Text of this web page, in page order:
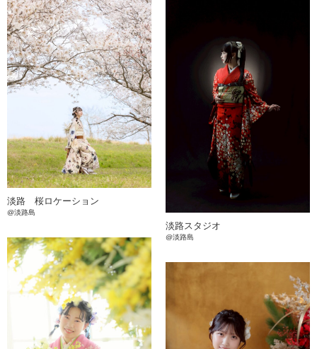
淡路 桜ロケーション
@淡路島
淡路スタジオ
@淡路島